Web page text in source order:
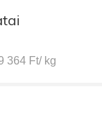
364 Ft/ kg